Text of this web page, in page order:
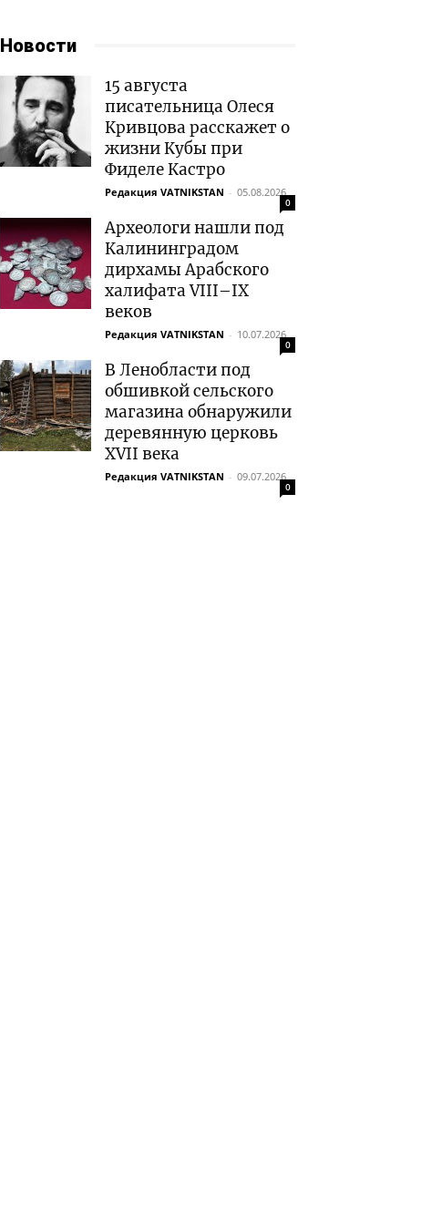
Новости
15 августа
писательница Олеся
Кривцова расскажет о
жизни Кубы при
Фиделе Кастро
Редакция VATNIKSTAN - 05.08.2026
0
Археологи нашли под
Калининградом
дирхамы Арабского
халифата VIII–IX
веков
Редакция VATNIKSTAN - 10.07.2026
0
В Ленобласти под
обшивкой сельского
магазина обнаружили
деревянную церковь
XVII века
Редакция VATNIKSTAN - 09.07.2026
0